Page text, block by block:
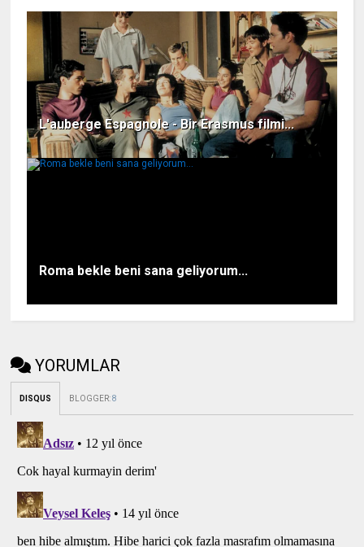
L'auberge Espagnole - Bir Erasmus filmi...
Roma bekle beni sana geliyorum...
YORUMLAR
DISQUS BLOGGER:8